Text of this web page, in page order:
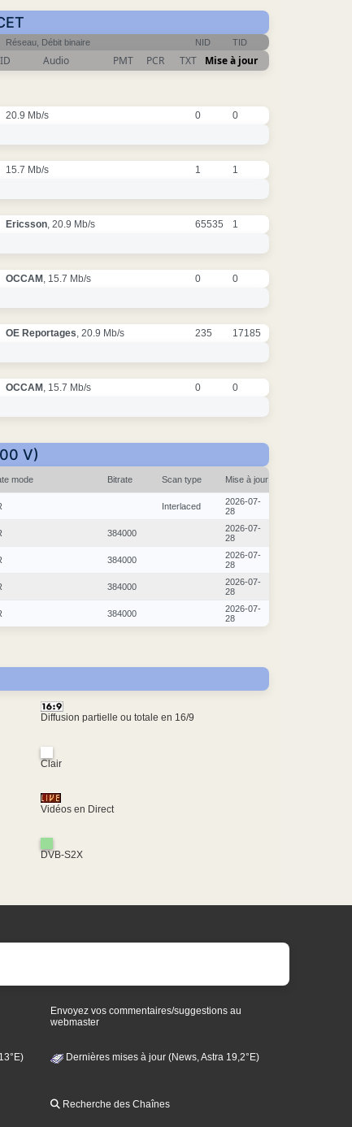
Réseau, Débit binaire NID TID
Audio PMT PCR TXT Mise à jour
20.9 Mb/s 0 0
15.7 Mb/s 1 1
Ericsson , 20.9 Mb/s 65535 1
OCCAM , 15.7 Mb/s 0 0
OE Reportages , 20.9 Mb/s 235 17185
OCCAM , 15.7 Mb/s 0 0
V)
mode Bitrate Scan type Mise à jour
Interlaced
2026-07-
28
384000
2026-07-
28
384000
2026-07-
28
384000
2026-07-
28
384000
2026-07-
28
Diffusion partielle ou totale en 16/9
Clair
Vidéos en Direct
DVB-S2X
Envoyez vos commentaires/suggestions au
webmaster
Dernières mises à jour (News, Astra 19,2°E)
Recherche des Chaînes